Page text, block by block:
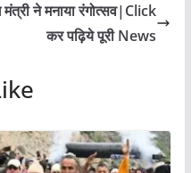
ने मनाया रंगोत्सव|Click
कर पढ़िये पूरी News